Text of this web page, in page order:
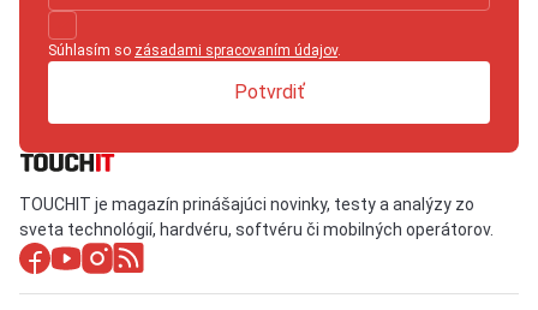
Súhlasím so zásadami spracovaním údajov.
Potvrdiť
TOUCHIT je magazín prinášajúci novinky, testy a analýzy zo
sveta technológií, hardvéru, softvéru či mobilných operátorov.